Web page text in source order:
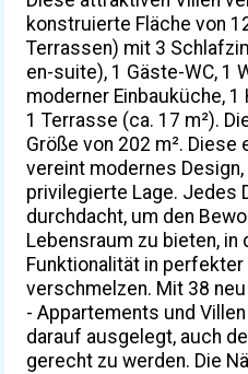
konstruierte Fläche von
Terrassen) mit 3 Schlafzimmern, 2 Badezimmern (1
en-suite), 1 Gäste-WC, 1
moderner Einbauküche,
1 Terrasse (ca. 17 m²). Die Grundstücke haben eine
Größe von 202 m². Diese exklusive Wohnanlage
vereint modernes
privilegierte Lage. Jedes
durchdacht, um den
Lebensraum zu bieten, in
Funktionalität in
verschmelzen. Mit 38
- Appartements und
darauf ausgelegt, auch
gerecht zu werden. Die